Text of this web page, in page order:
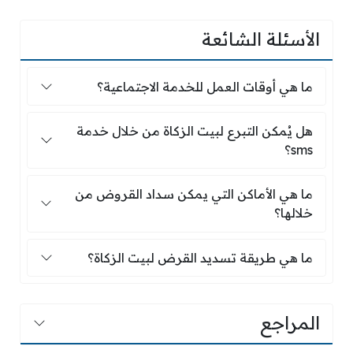
الأسئلة الشائعة
ما هي أوقات العمل للخدمة الاجتماعية؟
ما هي أوقات العمل للخدمة الاجتماعية؟
هل يُمكن التبرع لبيت الزكاة من خلال خدمة sms؟
هل يُمكن التبرع لبيت الزكاة من خلال خدمة
sms؟
ما هي الأماكن التي يمكن سداد القروض من
ما هي الأماكن التي يمكن سداد القروض من
خلالها؟
ما هي طريقة تسديد القرض لبيت الزكاة؟
ما هي طريقة تسديد القرض لبيت الزكاة؟
المراجع